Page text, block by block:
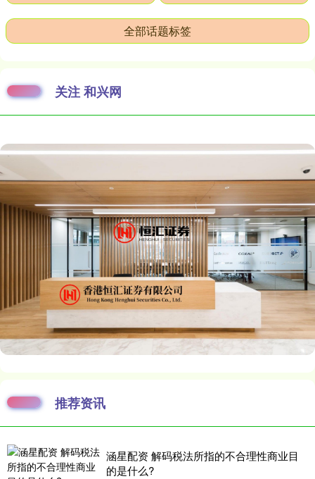
全部话题标签
关注 和兴网
推荐资讯
涵星配资 解码税法所指的不合理性商业目
的是什么?